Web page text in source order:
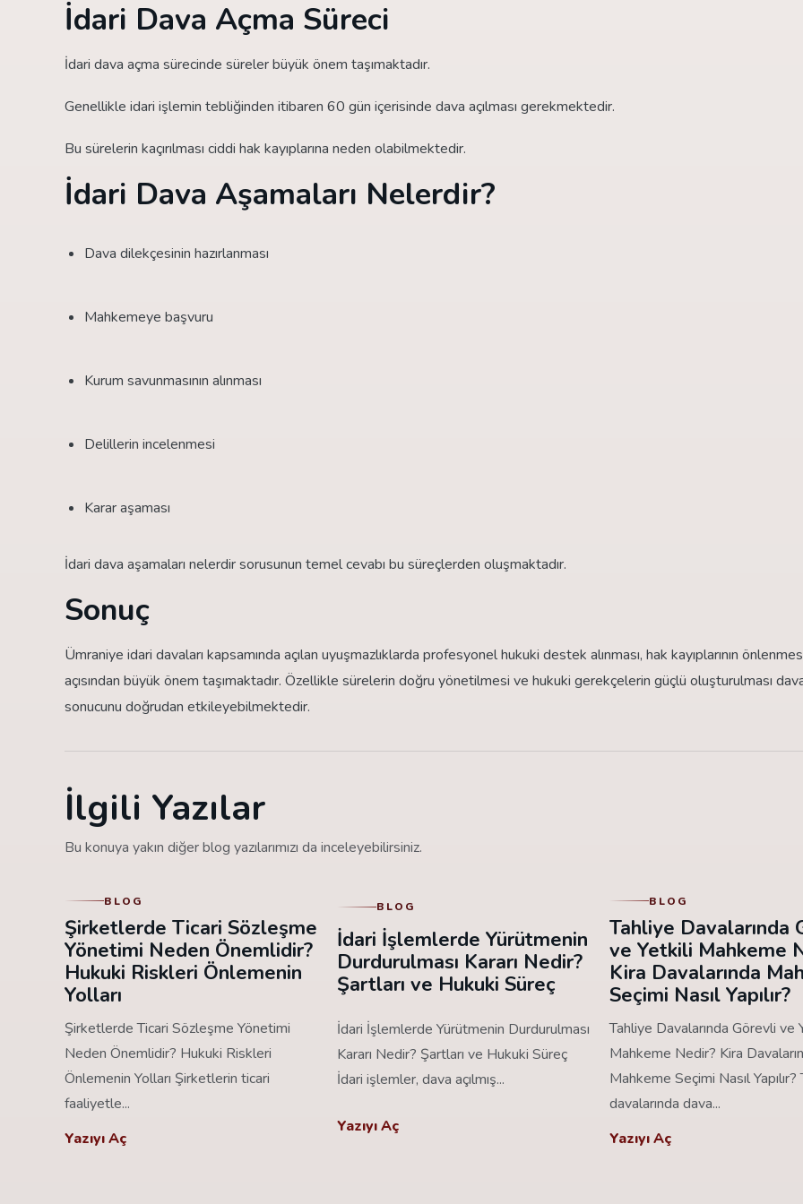
İdari Dava Açma Süreci
İdari dava açma sürecinde süreler büyük önem taşımaktadır.
Genellikle idari işlemin tebliğinden itibaren 60 gün içerisinde dava açılması gerekmektedir.
Bu sürelerin kaçırılması ciddi hak kayıplarına neden olabilmektedir.
İdari Dava Aşamaları Nelerdir?
Dava dilekçesinin hazırlanması
Mahkemeye başvuru
Kurum savunmasının alınması
Delillerin incelenmesi
Karar aşaması
İdari dava aşamaları nelerdir sorusunun temel cevabı bu süreçlerden oluşmaktadır.
Sonuç
Ümraniye idari davaları kapsamında açılan uyuşmazlıklarda profesyonel hukuki destek alınması, hak kayıplarının
açısından büyük önem taşımaktadır. Özellikle sürelerin doğru yönetilmesi ve hukuki gerekçelerin güçlü oluşturulması
sonucunu doğrudan etkileyebilmektedir.
İlgili Yazılar
Bu konuya yakın diğer blog yazılarımızı da inceleyebilirsiniz.
BLOG
Şirketlerde Ticari Sözleşme
Yönetimi Neden Önemlidir?
Hukuki Riskleri Önlemenin
Yolları
Şirketlerde Ticari Sözleşme Yönetimi
Neden Önemlidir? Hukuki Riskleri
Önlemenin Yolları Şirketlerin ticari
faaliyetle...
Yazıyı Aç
BLOG
İdari İşlemlerde Yürütmenin
Durdurulması Kararı Nedir?
Şartları ve Hukuki Süreç
İdari İşlemlerde Yürütmenin Durdurulması
Kararı Nedir? Şartları ve Hukuki Süreç
İdari işlemler, dava açılmış...
Yazıyı Aç
BLOG
Tahliye Davalarında
ve Yetkili Mahkeme
Kira Davalarında
Seçimi Nasıl Yapılır?
Tahliye Davalarında Görevli ve
Mahkeme Nedir? Kira
Mahkeme Seçimi Nasıl Yapılır?
davalarında dava...
Yazıyı Aç